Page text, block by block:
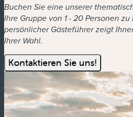
Buchen Sie eine unserer
Ihre Gruppe von 1 - 20 Personen
persönlicher Gästeführer zeigt
Ihrer Wahl.
Kontaktieren Sie uns!